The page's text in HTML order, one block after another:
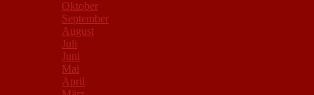
Oktober
September
August
Juli
Juni
Mai
April